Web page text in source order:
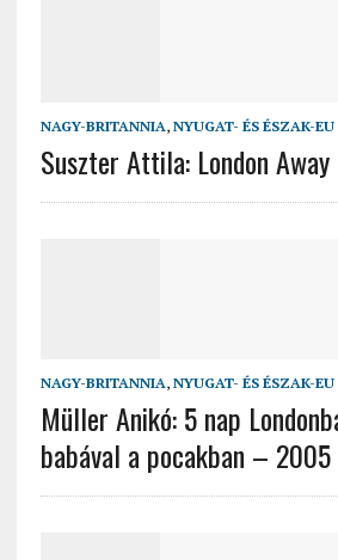
NAGY-BRITANNIA, NYUGAT- ÉS ÉSZAK-EU
Suszter Attila: London
NAGY-BRITANNIA, NYUGAT- ÉS ÉSZAK-EU
Müller Anikó: 5 nap
babával a pocakban – 2005